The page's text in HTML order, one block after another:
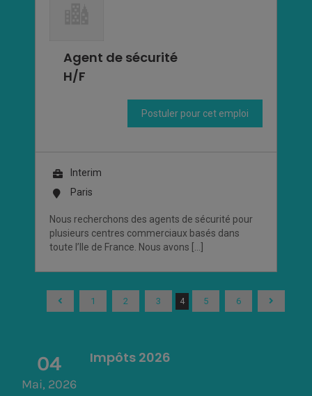
Agent de sécurité
H/F
Postuler pour cet emploi
Interim
Paris
Nous recherchons des agents de sécurité pour
plusieurs centres commerciaux basés dans
toute l’Ile de France. Nous avons […]
1 2 3 4 5 6
04
Mai, 2026
Impôts 2026